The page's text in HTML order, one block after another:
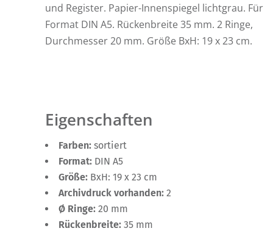
und Register. Papier-Innenspiegel lichtgrau. Für
Format DIN A5. Rückenbreite 35 mm. 2 Ringe,
Durchmesser 20 mm. Größe BxH: 19 x 23 cm.
Eigenschaften
Farben: sortiert
Format: DIN A5
Größe: BxH: 19 x 23 cm
Archivdruck vorhanden: 2
Ø Ringe: 20 mm
Rückenbreite: 35 mm